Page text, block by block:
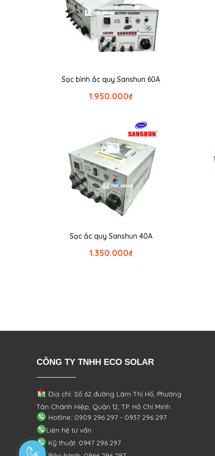
Sạc bình ắc quy Sanshun 60A
₫
1.950.000
Sạc ắc quy Sanshun 40A
₫
1.350.000
CÔNG TY TNHH ECO SOLAR
Địa chỉ: Số 62 đường Lâm Thị Hố, Phường
Tân Chánh Hiệp, Quận 12, TP. Hồ Chí Minh
Hotline: 0909 296 297 - 0937 296 297
Liên hệ tư vấn
Kỹ thuật: 0947 296 297